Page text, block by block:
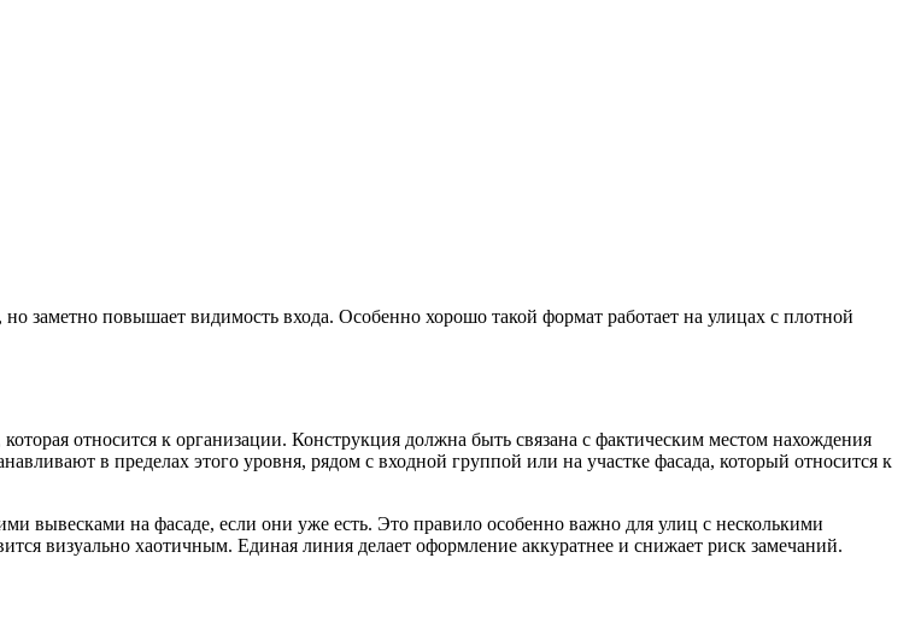
заметно повышает видимость входа. Особенно хорошо такой формат работает на улицах с плотной
относится к организации. Конструкция должна быть связана с фактическим местом нахождения
в пределах этого уровня, рядом с входной группой или на участке фасада, который относится к
вывесками на фасаде, если они уже есть. Это правило особенно важно для улиц с несколькими
визуально хаотичным. Единая линия делает оформление аккуратнее и снижает риск замечаний.